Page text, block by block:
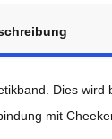
Dies wird
mit